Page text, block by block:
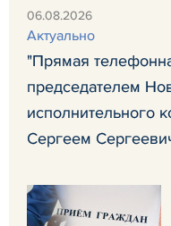
06.08.2026
Актуально
"Прямая
председателем
исполнительного
Сергеем